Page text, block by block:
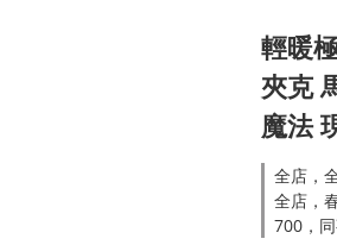
輕暖
夾克
魔法
全店，
全店，
700，